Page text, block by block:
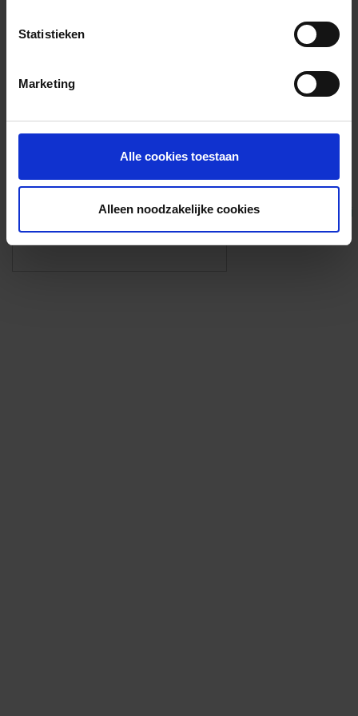
Statistieken
Marketing
Alle cookies toestaan
Alleen noodzakelijke cookies
Foto’s ({{photos.length}})
Eigen foto’s